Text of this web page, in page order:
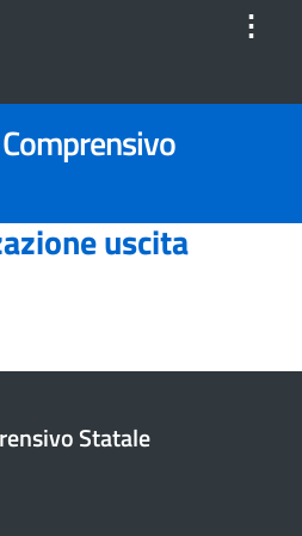
⋮
uscita
Statale